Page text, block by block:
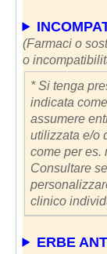
(Farmaci o
o
* Si tenga
indicata
assumere
utilizzata e/o
come per es.
Consultare
clinico
ERBE